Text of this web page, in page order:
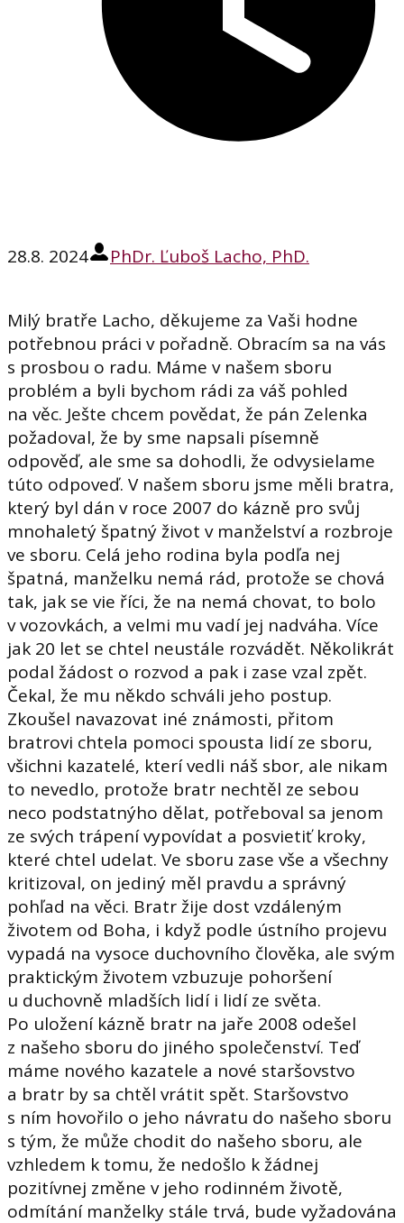
28.8. 2024 PhDr. Ľuboš Lacho, PhD.
Milý bratře Lacho, děkujeme za Vaši hodne
potřebnou práci v pořadně. Obracím sa na vás
s prosbou o radu. Máme v našem sboru
problém a byli bychom rádi za váš pohled
na věc. Ješte chcem povědat, že pán Zelenka
požadoval, že by sme napsali písemně
odpověď, ale sme sa dohodli, že odvysielame
túto odpoveď. V našem sboru jsme měli bratra,
který byl dán v roce 2007 do kázně pro svůj
mnohaletý špatný život v manželství a rozbroje
ve sboru. Celá jeho rodina byla podľa nej
špatná, manželku nemá rád, protože se chová
tak, jak se vie říci, že na nemá chovat, to bolo
v vozovkách, a velmi mu vadí jej nadváha. Více
jak 20 let se chtel neustále rozvádět. Několikrát
podal žádost o rozvod a pak i zase vzal zpět.
Čekal, že mu někdo schváli jeho postup.
Zkoušel navazovat iné známosti, přitom
bratrovi chtela pomoci spousta lidí ze sboru,
všichni kazatelé, kterí vedli náš sbor, ale nikam
to nevedlo, protože bratr nechtěl ze sebou
neco podstatnýho dělat, potřeboval sa jenom
ze svých trápení vypovídat a posvietiť kroky,
které chtel udelat. Ve sboru zase vše a všechny
kritizoval, on jediný měl pravdu a správný
pohľad na věci. Bratr žije dost vzdáleným
životem od Boha, i když podle ústního projevu
vypadá na vysoce duchovního člověka, ale svým
praktickým životem vzbuzuje pohoršení
u duchovně mladších lidí i lidí ze světa.
Po uložení kázně bratr na jaře 2008 odešel
z našeho sboru do jiného společenství. Teď
máme nového kazatele a nové staršovstvo
a bratr by sa chtěl vrátit spět. Staršovstvo
s ním hovořilo o jeho návratu do našeho sboru
s tým, že může chodit do našeho sboru, ale
vzhledem k tomu, že nedošlo k žádnej
pozitívnej změne v jeho rodinném životě,
odmítání manželky stále trvá, bude vyžadována